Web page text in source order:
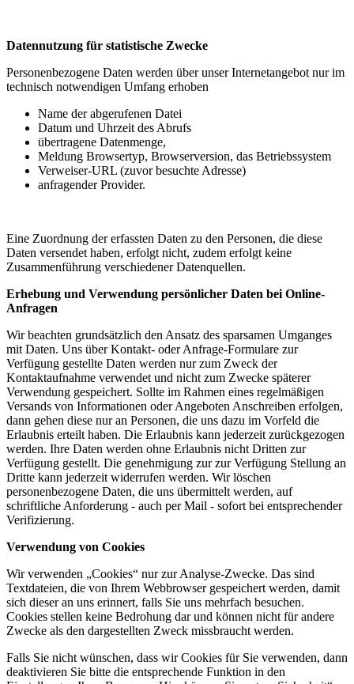
Datennutzung für statistische Zwecke
Personenbezogene Daten werden über unser Internetangebot nur im
technisch notwendigen Umfang erhoben
Name der abgerufenen Datei
Datum und Uhrzeit des Abrufs
übertragene Datenmenge,
Meldung Browsertyp, Browserversion, das Betriebssystem
Verweiser-URL (zuvor besuchte Adresse)
anfragender Provider.
Eine Zuordnung der erfassten Daten zu den Personen, die diese
Daten versendet haben, erfolgt nicht, zudem erfolgt keine
Zusammenführung verschiedener Datenquellen.
Erhebung und Verwendung persönlicher Daten bei Online-
Anfragen
Wir beachten grundsätzlich den Ansatz des sparsamen Umganges
mit Daten. Uns über Kontakt- oder Anfrage-Formulare zur
Verfügung gestellte Daten werden nur zum Zweck der
Kontaktaufnahme verwendet und nicht zum Zwecke späterer
Verwendung gespeichert. Sollte im Rahmen eines regelmäßigen
Versands von Informationen oder Angeboten Anschreiben erfolgen,
dann gehen diese nur an Personen, die uns dazu im Vorfeld die
Erlaubnis erteilt haben. Die Erlaubnis kann jederzeit zurückgezogen
werden. Ihre Daten werden ohne Erlaubnis nicht Dritten zur
Verfügung gestellt. Die genehmigung zur zur Verfügung Stellung an
Dritte kann jederzeit widerrufen werden. Wir löschen
personenbezogene Daten, die uns übermittelt werden, auf
schriftliche Anforderung - auch per Mail - sofort bei entsprechender
Verifizierung.
Verwendung von Cookies
Wir verwenden „Cookies“ nur zur Analyse-Zwecke. Das sind
Textdateien, die von Ihrem Webbrowser gespeichert werden, damit
sich dieser an uns erinnert, falls Sie uns mehrfach besuchen.
Cookies stellen keine Bedrohung dar und können nicht für andere
Zwecke als den dargestellten Zweck missbraucht werden.
Falls Sie nicht wünschen, dass wir Cookies für Sie verwenden, dann
deaktivieren Sie bitte die entsprechende Funktion in den